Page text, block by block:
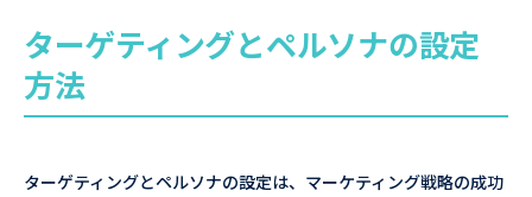
ターゲティングとペルソナの設定
方法
ターゲティングとペルソナの設定は、マーケティング戦略の成功